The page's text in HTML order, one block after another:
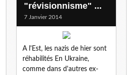
"révisionnisme" ...
7 Janvier 2014
A l'Est, les nazis de hier sont
réhabilités En Ukraine,
comme dans d'autres ex-